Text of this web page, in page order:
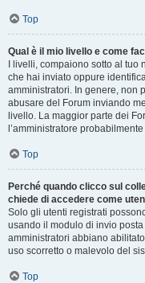
Top
Qual è il mio livello e come
I livelli, compaiono sotto al
che hai inviato oppure
amministratori. In genere, non
abusare del Forum inviando
livello. La maggior parte dei
l’amministratore
Top
Perché quando clicco sul
chiede di accedere come
Solo gli utenti registrati
usando il modulo di invio
amministratori abbiano
uso scorretto o malevolo del
Top